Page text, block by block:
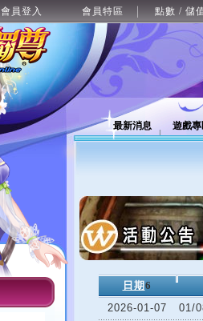
會員登入 會員特區 點數 / 儲
最新消息 遊戲
日期 6
2026-01-07
01/